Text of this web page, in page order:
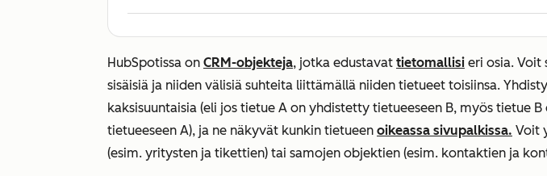
HubSpotissa on CRM-objekteja, jotka edustavat tietomallisi eri osia. Voit
sisäisiä ja niiden välisiä suhteita liittämällä niiden tietueet toisiinsa.
kaksisuuntaisia (eli jos tietue A on yhdistetty tietueeseen B, myös tietue
tietueeseen A), ja ne näkyvät kunkin tietueen oikeassa sivupalkissa. Voit
(esim. yritysten ja tikettien) tai samojen objektien (esim. kontaktien ja